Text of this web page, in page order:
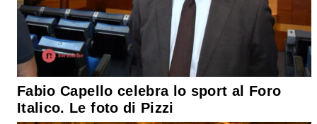
Fabio Capello celebra lo sport al Foro
Italico. Le foto di Pizzi